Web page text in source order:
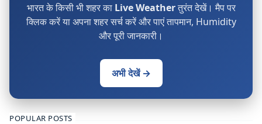
भारत के किसी भी शहर का Live Weatherतुरंत देखें। मैप पर
क्लिक करें या अपना शहर सर्च करें और पाएं तापमान, Humidity
और पूरी जानकारी।
अभी देखें →
POPULAR POSTS